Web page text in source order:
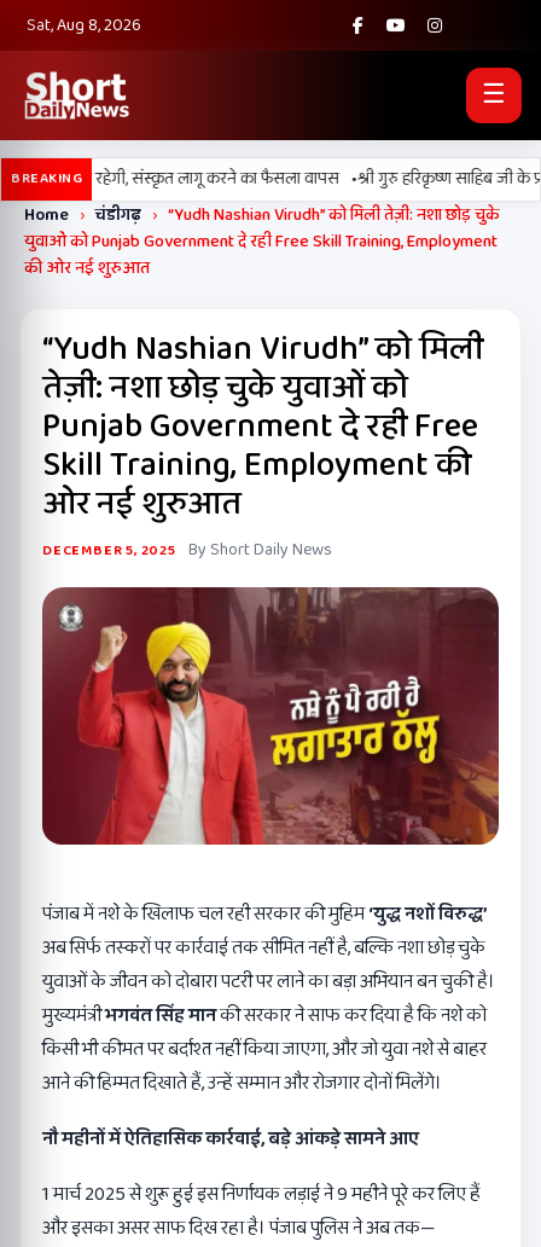
Sat, Aug 8, 2026
☰
BREAKING
जारी रहेगी, संस्कृत लागू करने का फैसला वापस •श्री गुरु हरिकृष्ण साहिब जी के
Home › चंडीगढ़ › “Yudh Nashian Virudh” को मिली तेज़ी: नशा छोड़ चुके
युवाओं को Punjab Government दे रही Free Skill Training, Employment
की ओर नई शुरुआत
“Yudh Nashian Virudh” को मिली
तेज़ी: नशा छोड़ चुके युवाओं को
Punjab Government दे रही Free
Skill Training, Employment की
ओर नई शुरुआत
DECEMBER 5, 2025 By Short Daily News
पंजाब में नशे के खिलाफ चल रही सरकार की मुहिम‘युद्ध नशों विरुद्ध’
अब सिर्फ तस्करों पर कार्रवाई तक सीमित नहीं है, बल्कि नशा छोड़ चुके
युवाओं के जीवन को दोबारा पटरी पर लाने का बड़ा अभियान बन चुकी है।
मुख्यमंत्रीभगवंत सिंह मानकी सरकार ने साफ कर दिया है कि नशे को
किसी भी कीमत पर बर्दाश्त नहीं किया जाएगा, और जो युवा नशे से बाहर
आने की हिम्मत दिखाते हैं, उन्हें सम्मान और रोजगार दोनों मिलेंगे।
नौ महीनों में ऐतिहासिक कार्रवाई,बड़े आंकड़े सामने आए
1 मार्च 2025 से शुरू हुई इस निर्णायक लड़ाई ने 9 महीने पूरे कर लिए हैं
और इसका असर साफ दिख रहा है। पंजाब पुलिस ने अब तक—